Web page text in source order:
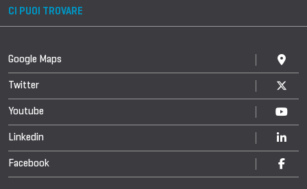
CI PUOI TROVARE
Google Maps
Twitter
Youtube
Linkedin
Facebook